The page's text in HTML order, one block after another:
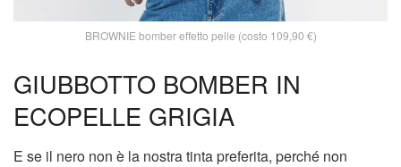
BROWNIE bomber effetto pelle (costo 109,90 €)
GIUBBOTTO BOMBER IN
ECOPELLE GRIGIA
E se il nero non è la nostra tinta preferita, perché non